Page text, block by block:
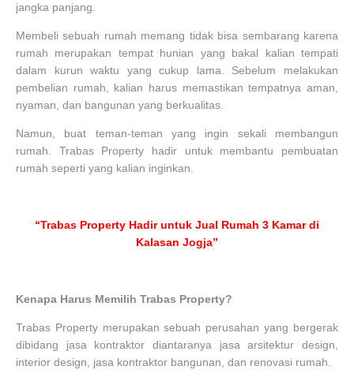
jangka panjang.
Membeli sebuah rumah memang tidak bisa sembarang karena
rumah merupakan tempat hunian yang bakal kalian tempati
dalam kurun waktu yang cukup lama. Sebelum melakukan
pembelian rumah, kalian harus memastikan tempatnya aman,
nyaman, dan bangunan yang berkualitas.
Namun, buat teman-teman yang ingin sekali membangun
rumah. Trabas Property hadir untuk membantu pembuatan
rumah seperti yang kalian inginkan.
“Trabas Property Hadir untuk Jual Rumah 3 Kamar di
Kalasan Jogja”
Kenapa Harus Memilih Trabas Property?
Trabas Property merupakan sebuah perusahan yang bergerak
dibidang jasa kontraktor diantaranya jasa arsitektur design,
interior design, jasa kontraktor bangunan, dan renovasi rumah.